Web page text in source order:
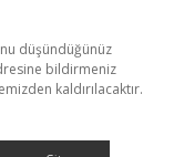
düşündüğünüz
bildirmeniz
kaldırılacaktır.